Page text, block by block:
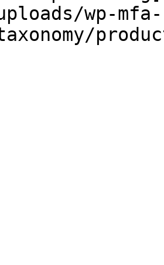
wp-mfa-